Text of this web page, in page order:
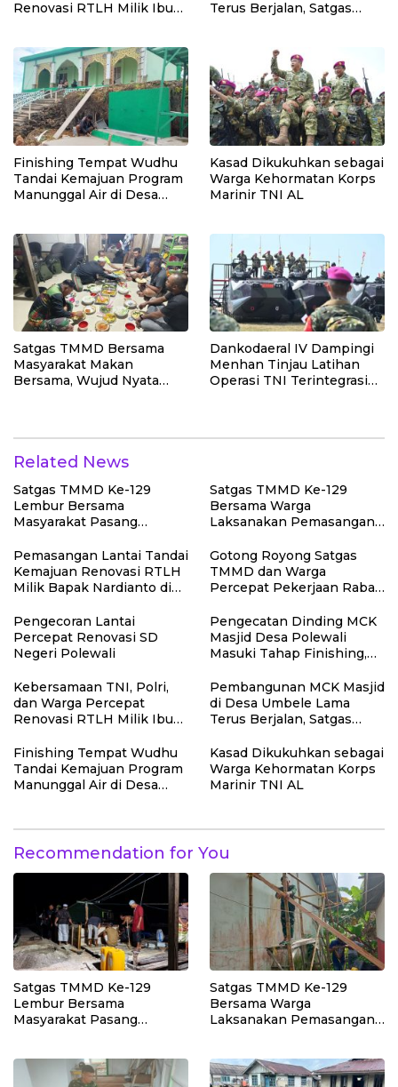
Renovasi RTLH Milik Ibu
Terus Berjalan, Satgas
Finishing Tempat Wudhu
Tandai Kemajuan Program
Manunggal Air di Desa
Kasad Dikukuhkan sebagai
Warga Kehormatan Korps
Marinir TNI AL
Satgas TMMD Bersama
Masyarakat Makan
Bersama, Wujud Nyata
Dankodaeral IV Dampingi
Menhan Tinjau Latihan
Operasi TNI Terintegrasi
Related News
Satgas TMMD Ke-129
Lembur Bersama
Masyarakat Pasang
Desa Umbele
Satgas TMMD Ke-129
Bersama Warga
Laksanakan Pemasangan
Bungku Selatan
Pemasangan Lantai Tandai
Kemajuan Renovasi RTLH
Milik Bapak Nardianto di
Gotong Royong Satgas
TMMD dan Warga
Percepat Pekerjaan Rabat
Polewali
Pengecoran Lantai
Percepat Renovasi SD
Negeri Polewali
Pengecatan Dinding MCK
Masjid Desa Polewali
Masuki Tahap Finishing,
TMMD
Kebersamaan TNI, Polri,
dan Warga Percepat
Renovasi RTLH Milik Ibu
Pembangunan MCK Masjid
di Desa Umbele Lama
Terus Berjalan, Satgas
Gotong Royong
Finishing Tempat Wudhu
Tandai Kemajuan Program
Manunggal Air di Desa
Kasad Dikukuhkan sebagai
Warga Kehormatan Korps
Marinir TNI AL
Recommendation for You
Satgas TMMD Ke-129
Lembur Bersama
Masyarakat Pasang
Satgas TMMD Ke-129
Bersama Warga
Laksanakan Pemasangan